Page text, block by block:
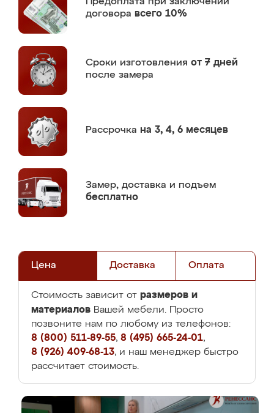
договора всего 10%
Сроки изготовления от 7 дней
после замера
Рассрочка на 3, 4, 6 месяцев
Замер, доставка и подъем
бесплатно
Цена Доставка Оплата
Стоимость зависит от размеров и
материалов Вашей мебели. Просто
позвоните нам по любому из телефонов:
8 (800) 511-89-55, 8 (495) 665-24-01,
8 (926) 409-68-13, и наш менеджер быстро
рассчитает стоимость.